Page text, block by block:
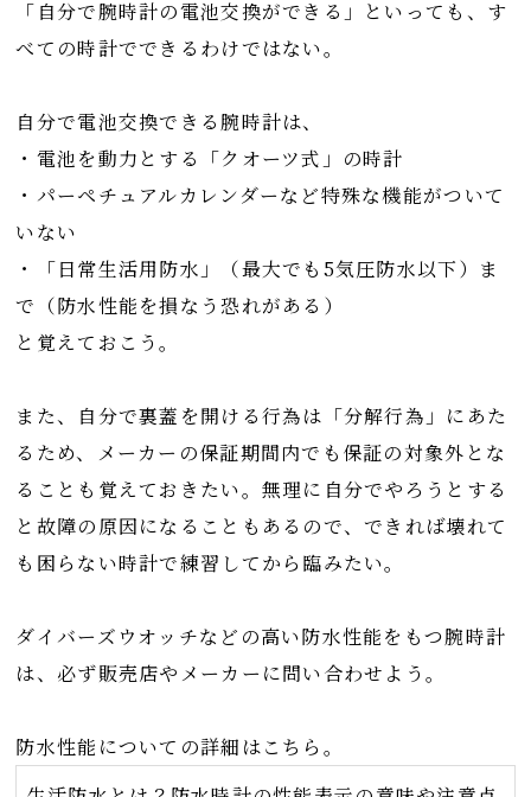
「自分で腕時計の電池交換ができる」といっても、す
べての時計でできるわけではない。
自分で電池交換できる腕時計は、
・電池を動力とする「クオーツ式」の時計
・パーペチュアルカレンダーなど特殊な機能がついて
いない
・「日常生活用防水」（最大でも5気圧防水以下）ま
で（防水性能を損なう恐れがある）
と覚えておこう。
また、自分で裏蓋を開ける行為は「分解行為」にあた
るため、メーカーの保証期間内でも保証の対象外とな
ることも覚えておきたい。無理に自分でやろうとする
と故障の原因になることもあるので、できれば壊れて
も困らない時計で練習してから臨みたい。
ダイバーズウオッチなどの高い防水性能をもつ腕時計
は、必ず販売店やメーカーに問い合わせよう。
防水性能についての詳細はこちら。